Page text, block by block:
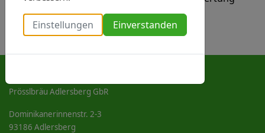
meiner personenbezogenen Daten zu
Prösslbräu Adlersberg GbR
Dominikanerinnenstr. 2-3
93186 Adlersberg
Einstellungen Einverstanden